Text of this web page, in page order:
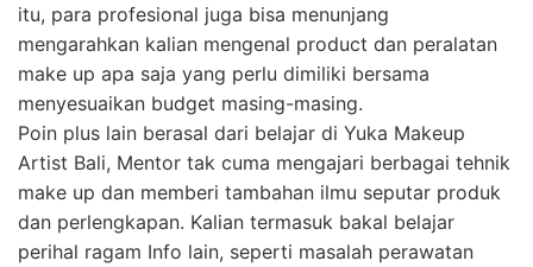
itu, para profesional juga bisa menunjang
mengarahkan kalian mengenal product dan peralatan
make up apa saja yang perlu dimiliki bersama
menyesuaikan budget masing-masing.
Poin plus lain berasal dari belajar di Yuka Makeup
Artist Bali, Mentor tak cuma mengajari berbagai tehnik
make up dan memberi tambahan ilmu seputar produk
dan perlengkapan. Kalian termasuk bakal belajar
perihal ragam Info lain, seperti masalah perawatan